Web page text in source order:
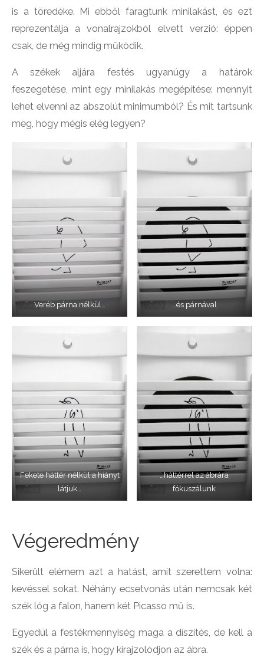
is a töredéke. Mi ebből faragtunk minilakást, és ezt
reprezentálja a vonalrajzokból elvett verzió: éppen
csak, de még mindig működik.
A székek aljára festés ugyanúgy a határok
feszegetése, mint egy minilakás megépítése: mennyit
lehet elvenni az abszolút minimumból? És mit tartsunk
meg, hogy mégis elég legyen?
Veréb párna nélkül… …és párnával
Fekete háttér nélkül a hiányt
látjuk…
…háttérrel az ábrára
fókuszálunk
Végeredmény
Sikerült elérnem azt a hatást, amit szerettem volna:
kevéssel sokat. Néhány ecsetvonás után nemcsak két
szék lóg a falon, hanem két Picasso mű is.
Egyedül a festékmennyiség maga a díszítés, de kell a
szék és a párna is, hogy kirajzolódjon az ábra.